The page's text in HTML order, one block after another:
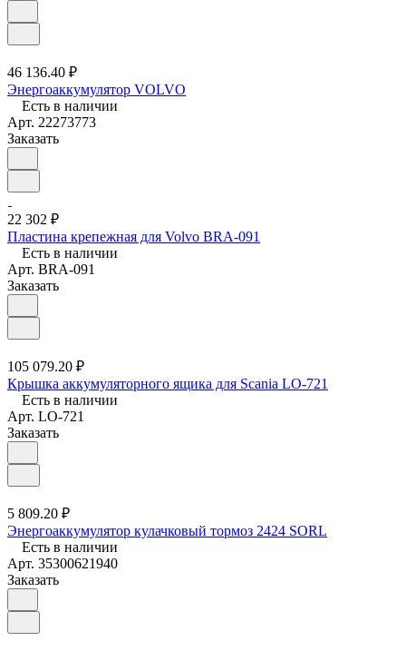
46 136.40 ₽
Энергоаккумулятор VOLVO
Есть в наличии
Арт. 22273773
Заказать
22 302 ₽
Пластина крепежная для Volvo BRA-091
Есть в наличии
Арт. BRA-091
Заказать
105 079.20 ₽
Крышка аккумуляторного ящика для Scania LO-721
Есть в наличии
Арт. LO-721
Заказать
5 809.20 ₽
Энергоаккумулятор кулачковый тормоз 2424 SORL
Есть в наличии
Арт. 35300621940
Заказать